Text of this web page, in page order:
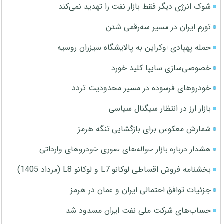
شوک انرژی دیگر فقط بازار نفت را تهدید نمی‌کند
تورم ایران در مسیر سه‌رقمی شدن
حمله پهپادی اوکراین به پالایشگاه سیزران روسیه
خصوصی‌سازی سایپا کلید خورد
خودروهای فرسوده در مسیر محدودیت تردد
بازار ارز در انتظار سیگنال سیاسی
شمارش معکوس برای بازگشایی تنگه هرمز
هشدار درباره بازار حواله‌های صوری خودروهای وارداتی
بخشنامه فروش اقساطی لوکانو L7 و لوکانو L8 (مرداد 1405)
جزئیات توافق احتمالی ایران و عمان در هرمز
حساب‌های شرکت ملی نفت ایران مسدود شد